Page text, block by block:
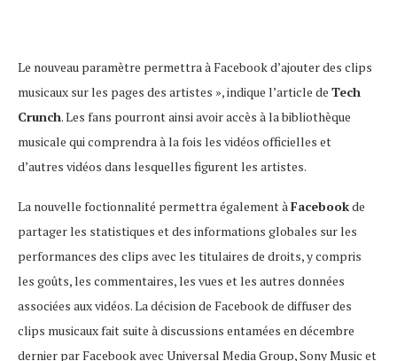
Le nouveau paramètre permettra à Facebook d’ajouter des clips
musicaux sur les pages des artistes », indique l’article de Tech
Crunch. Les fans pourront ainsi avoir accès à la bibliothèque
musicale qui comprendra à la fois les vidéos officielles et
d’autres vidéos dans lesquelles figurent les artistes.
La nouvelle foctionnalité permettra également àFacebookde
partager les statistiques et des informations globales sur les
performances des clips avec les titulaires de droits, y compris
les goûts, les commentaires, les vues et les autres données
associées aux vidéos. La décision de Facebook de diffuser des
clips musicaux fait suite à discussions entamées en décembre
dernier par Facebook avec Universal Media Group, Sony Music et